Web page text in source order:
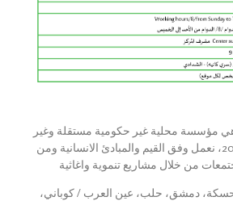
مؤسسة محلية غير حكومية مستقلة وغير
ربحية تأسست عام 2015، نعمل وفق القيم والمبادئ الانسانية ومن
من خلال مشاريع تنموية واغاثية
دمشق، حلب، عين العرب / كوباني،